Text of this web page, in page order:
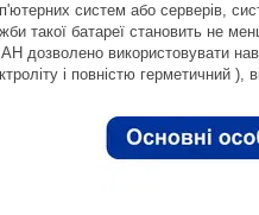
систем або серверів,
такої батареї становить не
AH дозволено використовувати
і повністю герметичний ),